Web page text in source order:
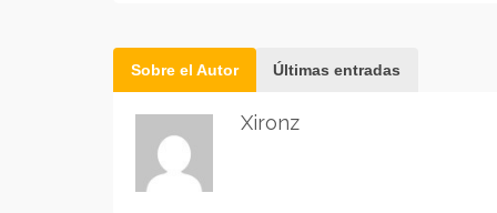
Sobre el Autor Últimas entradas
Xironz